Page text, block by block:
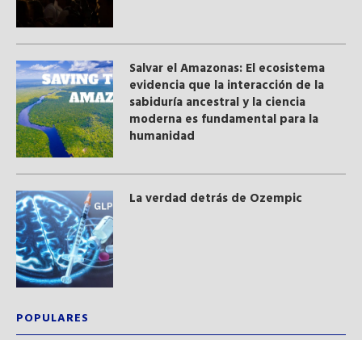
Salvar el Amazonas: El ecosistema
evidencia que la interacción de la
sabiduría ancestral y ​la ciencia
moderna​ es fundamental para la
humanidad
La verdad detrás de Ozempic
POPULARES